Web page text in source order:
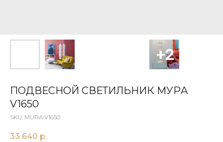
ПОДВЕСНОЙ СВЕТИЛЬНИК МУРA
V1650
SKU: MURA V1650
33 640 р.